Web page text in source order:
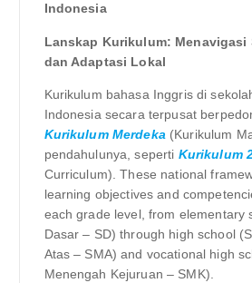
Indonesia
Lanskap Kurikulum: Menavigasi
dan Adaptasi Lokal
Kurikulum bahasa Inggris di
Indonesia secara terpusat
Kurikulum Merdeka (Kurikulum
pendahulunya, seperti Kurikulum
Curriculum). These national
learning objectives and
each grade level, from elementary
Dasar – SD) through high school
Atas – SMA) and vocational high
Menengah Kejuruan – SMK).